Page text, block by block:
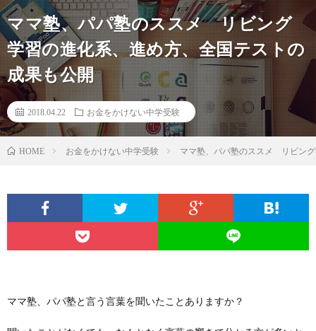
ママ塾、パパ塾のススメ リビング
学習の進化系、進め方、全国テストの
成果も公開
2018.04.22 お金をかけない中学受験
HOME お金をかけない中学受験 ママ塾、パパ塾のススメ リビン
ママ塾、パパ塾と言う言葉を聞いたことありますか？